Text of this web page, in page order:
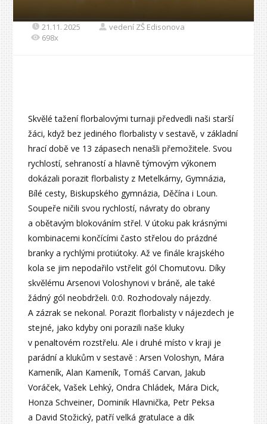
21.11. 2025
vedení ZŠ Edisonova
698x
Skvělé tažení florbalovými turnaji předvedli naši starší
žáci, když bez jediného florbalisty v sestavě, v základní
hrací době ve 13 zápasech nenašli přemožitele. Svou
rychlostí, sehraností a hlavně týmovým výkonem
dokázali porazit florbalisty z Metelkárny, Gymnázia,
Bílé cesty, Biskupského gymnázia, Děčína i Loun.
Soupeře ničili svou rychlostí, návraty do obrany
a obětavým blokováním střel. V útoku pak krásnými
kombinacemi končícími často střelou do prázdné
branky a rychlými protiútoky. Až ve finále krajského
kola se jim nepodařilo vstřelit gól Chomutovu. Díky
skvělému Arsenovi Voloshynovi v bráně, ale také
žádný gól neobdrželi. 0:0. Rozhodovaly nájezdy.
A zázrak se nekonal. Porazit florbalisty v nájezdech je
stejné, jako kdyby oni porazili naše kluky
v penaltovém rozstřelu. Ale i druhé místo v kraji je
parádní a klukům v sestavě : Arsen Voloshyn, Mára
Kameník, Alan Kameník, Tomáš Carvan, Jakub
Voráček, Vašek Lehký, Ondra Chládek, Mára Dick,
Honza Schveiner, Dominik Hlavnička, Petr Peksa
a David Stožický, patří velká gratulace a dík